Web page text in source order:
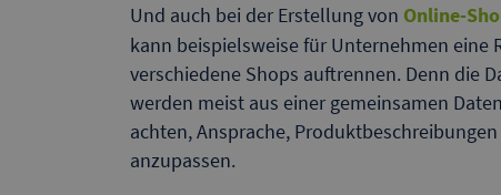
Und auch bei der Erstellung von Online-
kann beispielsweise für Unternehmen eine
verschiedene Shops auftrennen. Denn die
werden meist aus einer gemeinsamen
achten, Ansprache,
anzupassen.